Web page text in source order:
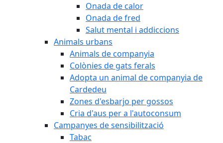
Onada de calor
Onada de fred
Salut mental i addiccions
Animals urbans
Animals de companyia
Colònies de gats ferals
Adopta un animal de companyia de
Cardedeu
Zones d'esbarjo per gossos
Cria d'aus per a l'autoconsum
Campanyes de sensibilització
Tabac